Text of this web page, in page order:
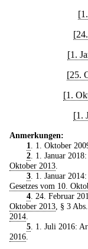
[1.
[25.
[1.
[1.
Anmerkungen:
1
. 1. Oktober
2. 1. Januar
Oktober 2013
3. 1. Januar
Gesetzes vom 10.
4. 24. Februar
Oktober 2013 , § 3
2014
5. 1. Juli 2016:
2016